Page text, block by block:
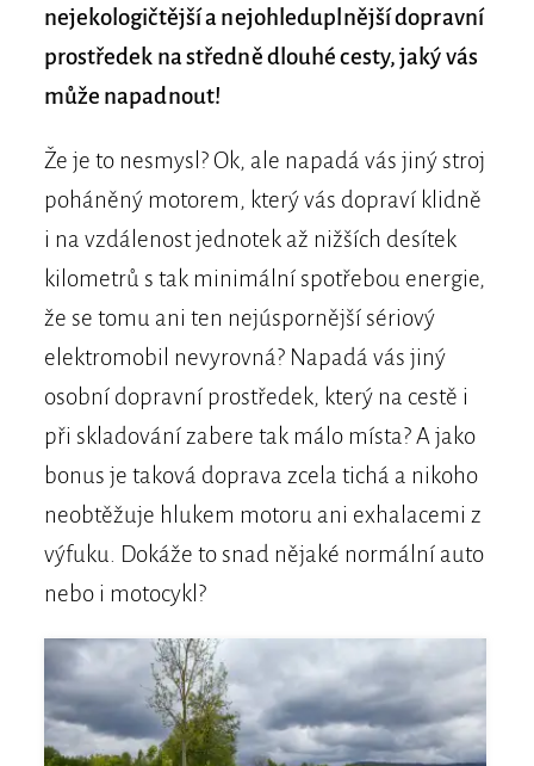
nejekologičtější a nejohleduplnější dopravní
prostředek na středně dlouhé cesty, jaký vás
může napadnout!
Že je to nesmysl? Ok, ale napadá vás jiný stroj
poháněný motorem, který vás dopraví klidně
i na vzdálenost jednotek až nižších desítek
kilometrů s tak minimální spotřebou energie,
že se tomu ani ten nejúspornější sériový
elektromobil nevyrovná? Napadá vás jiný
osobní dopravní prostředek, který na cestě i
při skladování zabere tak málo místa? A jako
bonus je taková doprava zcela tichá a nikoho
neobtěžuje hlukem motoru ani exhalacemi z
výfuku. Dokáže to snad nějaké normální auto
nebo i motocykl?